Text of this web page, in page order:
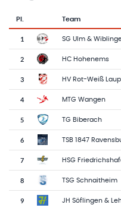
Tabelle mit Vereinsplatzierungen,
Pl.
Team-Logo
Team
1 SG Ulm &
2 HC Hohenems
3 HV Rot-Weiß
4 MTG Wangen
5 TG Biberach
6 TSB 1847
7
8 TSG Schnaitheim
9 JH Söflingen &